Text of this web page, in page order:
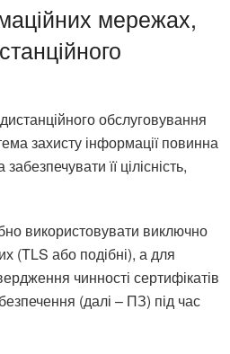
мережах,
обслуговування
захисту інформації повинна
її цілісність,
використовувати виключно
(TLS або подібні), а для
чинності сертифікатів
(далі – ПЗ) під час